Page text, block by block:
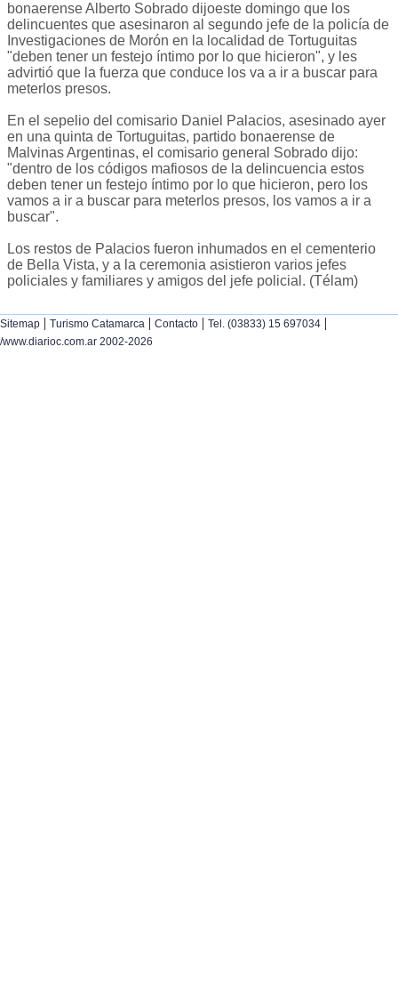
bonaerense Alberto Sobrado dijoeste domingo que los
delincuentes que asesinaron al segundo jefe de la policía de
Investigaciones de Morón en la localidad de Tortuguitas
"deben tener un festejo íntimo por lo que hicieron", y les
advirtió que la fuerza que conduce los va a ir a buscar para
meterlos presos.
En el sepelio del comisario Daniel Palacios, asesinado ayer
en una quinta de Tortuguitas, partido bonaerense de
Malvinas Argentinas, el comisario general Sobrado dijo:
"dentro de los códigos mafiosos de la delincuencia estos
deben tener un festejo íntimo por lo que hicieron, pero los
vamos a ir a buscar para meterlos presos, los vamos a ir a
buscar".
Los restos de Palacios fueron inhumados en el cementerio
de Bella Vista, y a la ceremonia asistieron varios jefes
policiales y familiares y amigos del jefe policial. (Télam)
Sitemap | Turismo Catamarca | Contacto | Tel. (03833) 15 697034 |
/www.diarioc.com.ar 2002-2026